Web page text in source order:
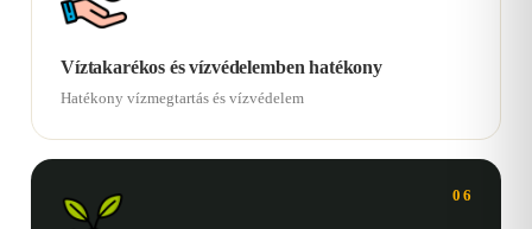
Víztakarékos és vízvédelemben hatékony
Hatékony vízmegtartás és vízvédelem
06